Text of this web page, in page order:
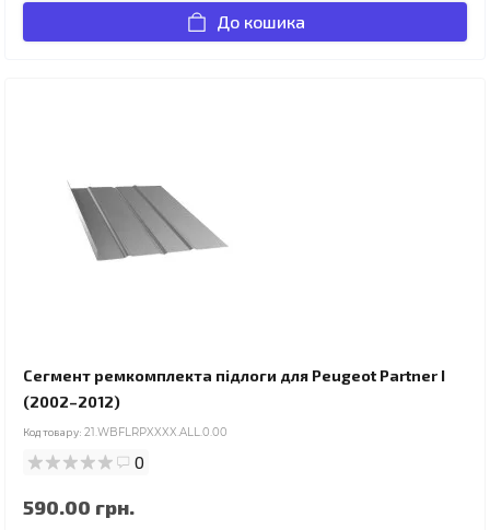
До кошика
Сегмент ремкомплекта підлоги для Peugeot Partner I
(2002–2012)
Код товару: 21.WBFLRPXXXX.ALL.0.00
0
590.00 грн.